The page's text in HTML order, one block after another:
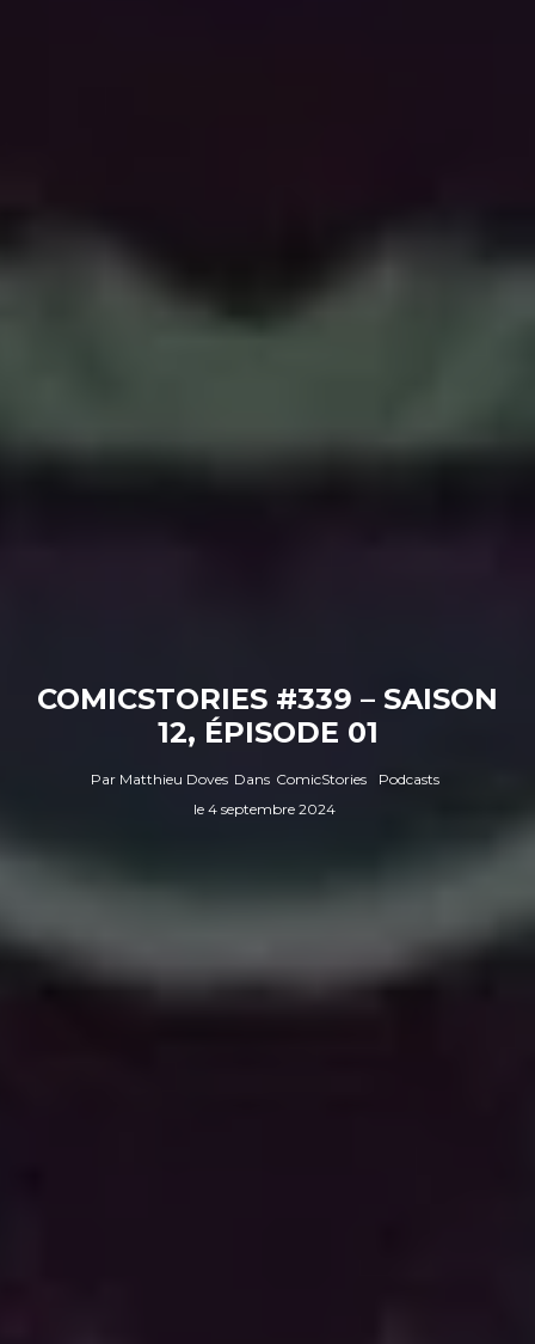
COMICSTORIES #339 – SAISON
12, ÉPISODE 01
Par Matthieu Doves Dans ComicStories
Podcasts
le 4 septembre 2024